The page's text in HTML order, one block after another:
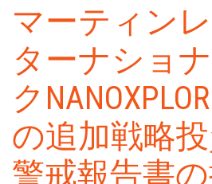
マーティン
ターナショ
ク
の追加戦略
警戒報告書